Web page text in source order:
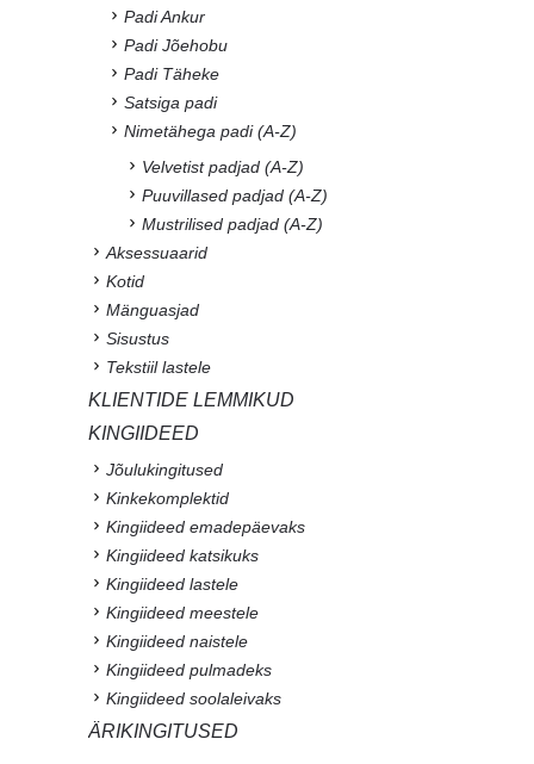
Padi Ankur
Padi Jõehobu
Padi Täheke
Satsiga padi
Nimetähega padi (A-Z)
Velvetist padjad (A-Z)
Puuvillased padjad (A-Z)
Mustrilised padjad (A-Z)
Aksessuaarid
Kotid
Mänguasjad
Sisustus
Tekstiil lastele
KLIENTIDE LEMMIKUD
KINGIIDEED
Jõulukingitused
Kinkekomplektid
Kingiideed emadepäevaks
Kingiideed katsikuks
Kingiideed lastele
Kingiideed meestele
Kingiideed naistele
Kingiideed pulmadeks
Kingiideed soolaleivaks
ÄRIKINGITUSED